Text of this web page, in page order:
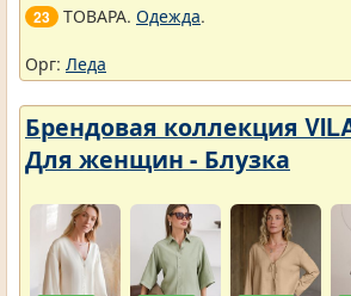
23 ТОВАРА. Одежда.
Орг: Леда
Брендовая коллекция
Для женщин - Блузка